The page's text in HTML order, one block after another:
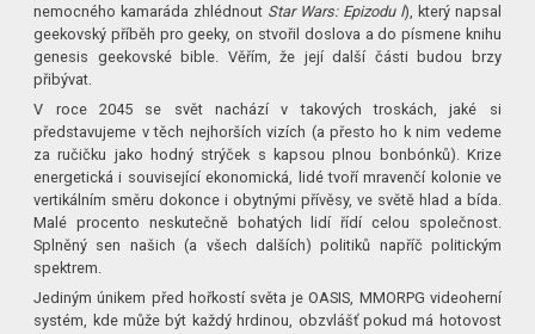
nemocného kamaráda zhlédnout Star Wars: Epizodu I), který napsal
geekovský příběh pro geeky, on stvořil doslova a do písmene knihu
genesis geekovské bible. Věřím, že její další části budou brzy
přibývat.
V roce 2045 se svět nachází v takových troskách, jaké si
představujeme v těch nejhorších vizích (a přesto ho k nim vedeme
za ručičku jako hodný strýček s kapsou plnou bonbónků). Krize
energetická i související ekonomická, lidé tvoří mravenčí kolonie ve
vertikálním směru dokonce i obytnými přívěsy, ve světě hlad a bída.
Malé procento neskutečně bohatých lidí řídí celou společnost.
Splněný sen našich (a všech dalších) politiků napříč politickým
spektrem.
Jediným únikem před hořkostí světa je OASIS, MMORPG videoherní
systém, kde může být každý hrdinou, obzvlášť pokud má hotovost